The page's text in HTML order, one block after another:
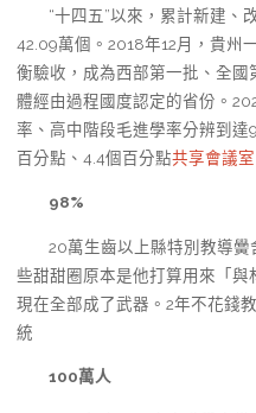
“十四五”以來，累計新建、
42.09萬個。2018年12月，貴州
衡驗收，成為西部第一批、全
體經由過程國度認定的省份。
率、高中階段毛進學率分辨到達
百分點、4.4個百分點共享會議室
98%
20萬生齒以上縣特別教導黌
些甜甜圈原本是他打算用來「與
現在全部成了武器。2年不花錢
統
100萬人